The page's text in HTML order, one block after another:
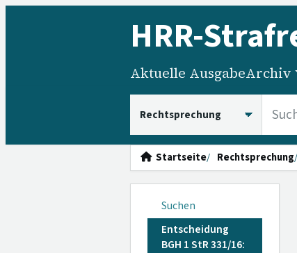
HRR-
Aktuelle AusgabeArchiv
Startseite Rechtsprechung
Suchen
Entscheidung
BGH 1 StR 331/16: